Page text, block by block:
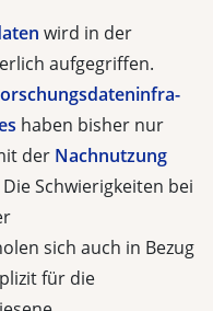
wird in der
aufgegriffen.
haben bisher nur
der Nachnutzung
Schwierigkeiten bei
sich auch in Bezug
für die